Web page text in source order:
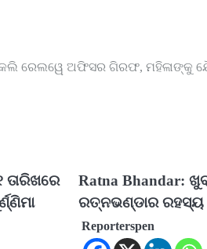
ରେଲୱେ ଅଫିସର ଗିରଫ, ମହିଳାଙ୍କୁ
ତାରିଖରେ
Ratna Bhandar:
ରତ୍ନଭଣ୍ଡାର
Reporterspen